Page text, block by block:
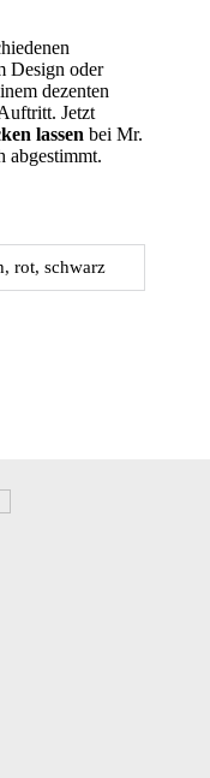
Design oder
dezenten
Jetzt
lassen bei Mr.
abgestimmt.
rot, schwarz